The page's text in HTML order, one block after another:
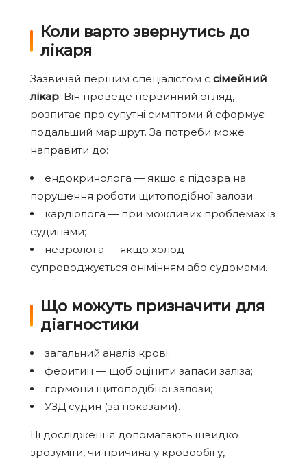
Коли варто звернутись до
лікаря
Зазвичай першим спеціалістом є сімейний
лікар. Він проведе первинний огляд,
розпитає про супутні симптоми й сформує
подальший маршрут. За потреби може
направити до:
ендокринолога — якщо є підозра на
порушення роботи щитоподібної залози;
кардіолога — при можливих проблемах із
судинами;
невролога — якщо холод
супроводжується онімінням або судомами.
Що можуть призначити для
діагностики
загальний аналіз крові;
феритин — щоб оцінити запаси заліза;
гормони щитоподібної залози;
УЗД судин (за показами).
Ці дослідження допомагають швидко
зрозуміти, чи причина у кровообігу,